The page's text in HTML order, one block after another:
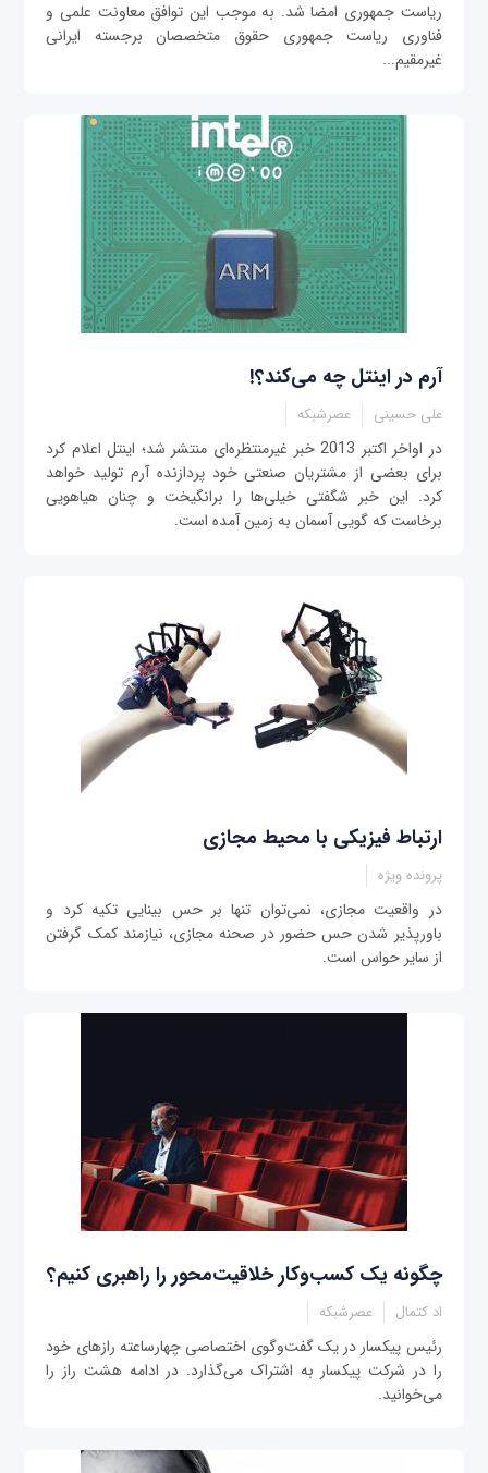
ریاست جمهوری امضا شد. به موجب این توافق معاونت علمی و
فناوری ریاست جمهوری حقوق متخصصان برجسته ایرانی
غیرمقیم...
آرم در اينتل چه می‌کند؟!
علی حسینی عصرشبکه
در اواخر اکتبر 2013 خبر غيرمنتظره‌ای منتشر شد؛ اينتل اعلام کرد
برای بعضی از مشتريان صنعتی خود پردازنده آرم توليد خواهد
کرد. اين خبر شگفتی‌ خيلی‌ها را برانگيخت و چنان هياهویی
برخاست که گویی آسمان به زمين آمده ‌است.
ارتباط فیزیکی با محیط مجازی
پرونده ویژه
در واقعیت مجازی، نمی‌توان تنها بر حس بینایی تکیه کرد و
باورپذیر شدن حس حضور در صحنه مجازی، نیازمند کمک گرفتن
از سایر حواس است.
چگونه یک کسب‌وکار خلاقیت‌محور را راهبری کنیم؟
اد کتمال عصرشبکه
رئیس پیکسار در یک گفت‌وگوی اختصاصی چهارساعته رازهای خود
را در شرکت پیکسار به اشتراک می‌گذارد. در ادامه هشت راز را
می‌خوانید.